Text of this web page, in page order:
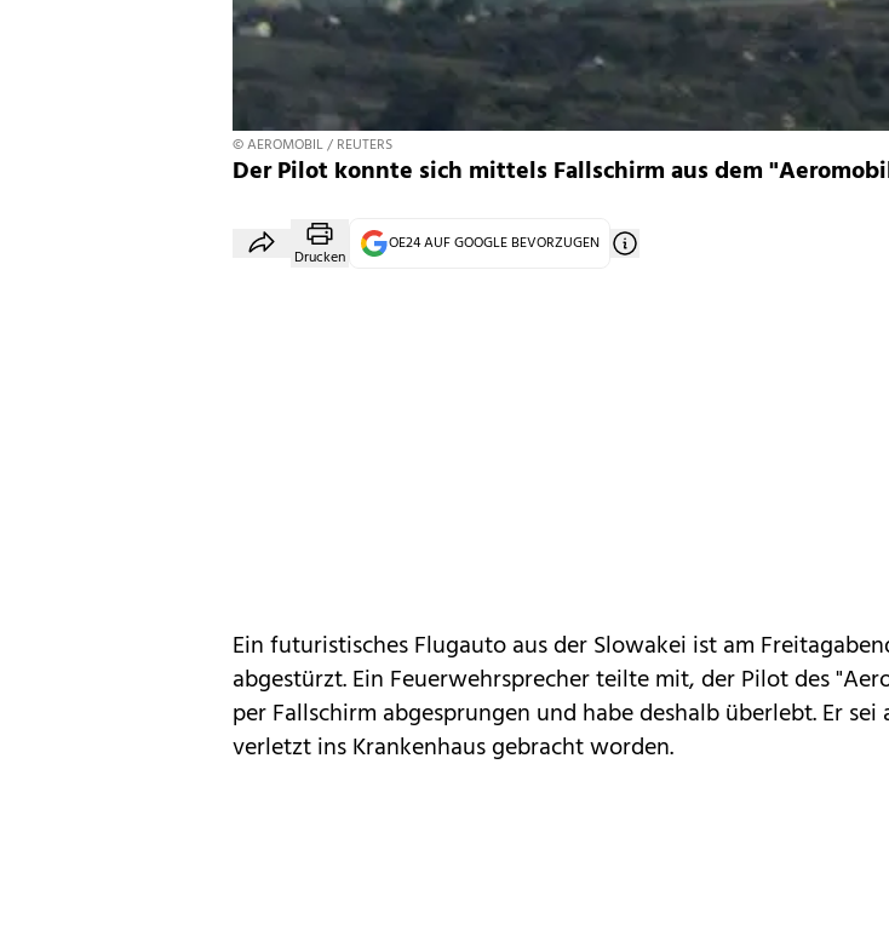
© AEROMOBIL / REUTERS
Der Pilot konnte sich mittels Fallschirm aus dem
Drucken
OE24 AUF GOOGLE BEVORZUGEN
Ein futuristisches Flugauto aus der Slowakei ist am
abgestürzt. Ein Feuerwehrsprecher teilte mit, der Pilot des
per Fallschirm abgesprungen und habe deshalb überlebt. Er sei
verletzt ins Krankenhaus gebracht worden.